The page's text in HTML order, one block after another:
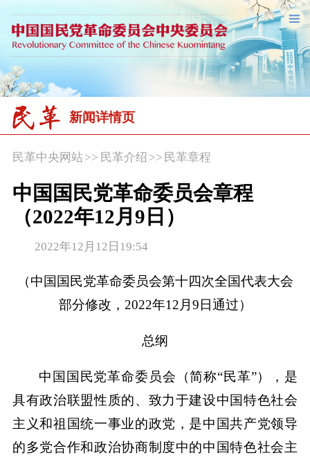
新闻详情页
民革中央网站>> 民革介绍 >> 民革章程
中国国民党革命委员会章程
（2022年12月9日）
2022年12月12日19:54
（中国国民党革命委员会第十四次全国代表大会
部分修改，2022年12月9日通过）
总纲
中国国民党革命委员会（简称“民革”），是
具有政治联盟性质的、致力于建设中国特色社会
主义和祖国统一事业的政党，是中国共产党领导
的多党合作和政治协商制度中的中国特色社会主